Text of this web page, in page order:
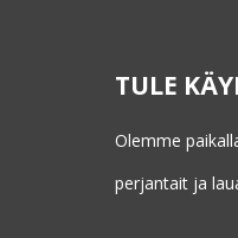
TULE
Olemme
perjantait ja